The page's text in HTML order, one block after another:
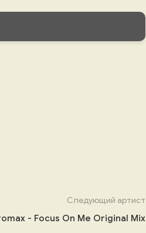
Следующий артист
- Focus On Me Original Mix